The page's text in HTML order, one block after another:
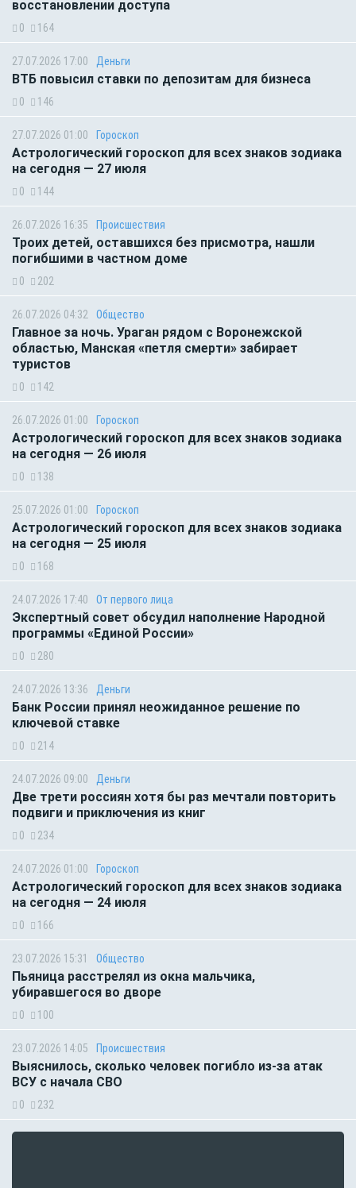
восстановлении доступа
0 164
27.07.2026 17:00 Деньги
ВТБ повысил ставки по депозитам для бизнеса
0 146
27.07.2026 01:00 Гороскоп
Астрологический гороскоп для всех знаков зодиака
на сегодня — 27 июля
0 144
26.07.2026 16:35 Происшествия
Троих детей, оставшихся без присмотра, нашли
погибшими в частном доме
0 202
26.07.2026 04:32 Общество
Главное за ночь. Ураган рядом с Воронежской
областью, Манская «петля смерти» забирает
туристов
0 142
26.07.2026 01:00 Гороскоп
Астрологический гороскоп для всех знаков зодиака
на сегодня — 26 июля
0 138
25.07.2026 01:00 Гороскоп
Астрологический гороскоп для всех знаков зодиака
на сегодня — 25 июля
0 168
24.07.2026 17:40 От первого лица
Экспертный совет обсудил наполнение Народной
программы «Единой России»
0 280
24.07.2026 13:36 Деньги
Банк России принял неожиданное решение по
ключевой ставке
0 214
24.07.2026 09:00 Деньги
Две трети россиян хотя бы раз мечтали повторить
подвиги и приключения из книг
0 234
24.07.2026 01:00 Гороскоп
Астрологический гороскоп для всех знаков зодиака
на сегодня — 24 июля
0 166
23.07.2026 15:31 Общество
Пьяница расстрелял из окна мальчика,
убиравшегося во дворе
0 100
23.07.2026 14:05 Происшествия
Выяснилось, сколько человек погибло из-за атак
ВСУ с начала СВО
0 232